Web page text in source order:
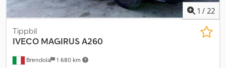
1 / 22
Brendola 1 680 km
Tippbil
IVECO MAGIRUS A260